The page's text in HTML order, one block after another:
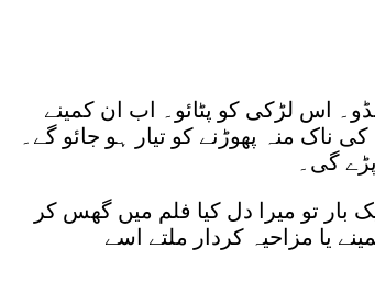
اس لڑکی کو پٹائو۔ اب ان کمینے
منہ پھوڑنے کو تیار ہو جائو گے۔
گی۔
بار تو میرا دل کیا فلم میں گھس کر
یا مزاحیہ کردار ملتے اسے